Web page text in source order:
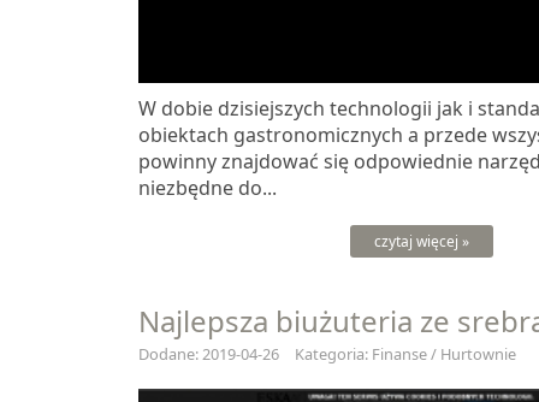
W dobie dzisiejszych technologii jak i
obiektach gastronomicznych a przede
powinny znajdować się odpowiednie
niezbędne do...
czytaj więcej »
Najlepsza biużuteria ze
Dodane: 2019-04-26 Kategoria: Finanse / Hurtownie